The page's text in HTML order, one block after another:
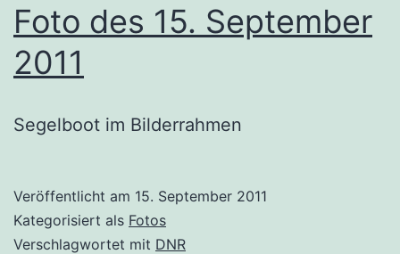
Foto des 15. September
2011
Segelboot im Bilderrahmen
Veröffentlicht am 15. September 2011
Kategorisiert als Fotos
Verschlagwortet mit DNR